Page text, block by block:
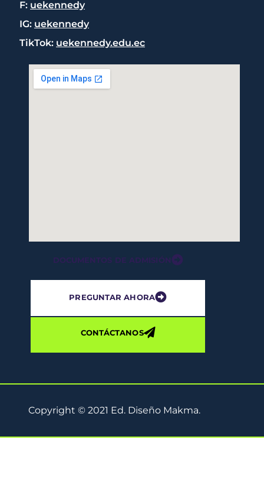
F: uekennedy
IG: uekennedy
TikTok: uekennedy.edu.ec
DOCUMENTOS DE ADMISIÓN
PREGUNTAR AHORA
CONTÁCTANOS
Copyright © 2021 Ed. Diseño Makma.